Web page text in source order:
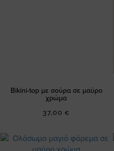
Bikini-top με σούρα σε μαύρο
χρώμα
37,00 €